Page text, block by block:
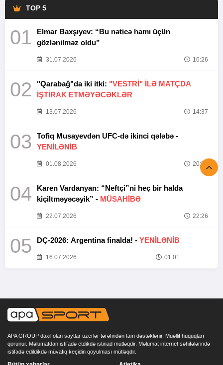
TOP 5
01
Elmar Baxşıyev: “Bu nəticə hamı üçün
gözlənilməz oldu”
31.07.2026 16:26
02 "Qarabağ"da iki itki: "VESTRİ" İLƏ MATÇDA
İŞTİRAK ETMƏYƏCƏKLƏR
13.07.2026 14:37
03
Tofiq Musayevdən UFC-də ikinci qələbə -
YENİLƏNİB
01.08.2026 20:52
04
Karen Vardanyan: “Neftçi”ni heç bir halda
kiçiltməyəcəyik” - MÜSAHİBƏ
22.07.2026 22:26
05 DÇ-2026: Argentina finalda! - YENİLƏNİB
16.07.2026 01:01
APA GROUP daxil olan saytlar uzerlər tərəfindən tam dəstəklənir. Müəllif hüquqları
qorunur. Məlumatdan istifadə etdikdə istinad mütləqdir. Məlumat internet səhifələrində
istifadə edildikdə müvafiq keçidin qoyulması mütləqdir.